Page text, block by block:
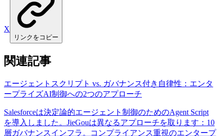
X
リンクをコピー
関連記事
エージェントスクリプト vs. ガバナンス付き自律性：エンタ
ープライズAI制御への2つのアプローチ
Salesforceは決定論的エージェント制御のためのAgent Script
を導入しました。JieGouは異なるアプローチを取ります：10
層ガバナンスインフラ。コンプライアンス重視のエンタープ